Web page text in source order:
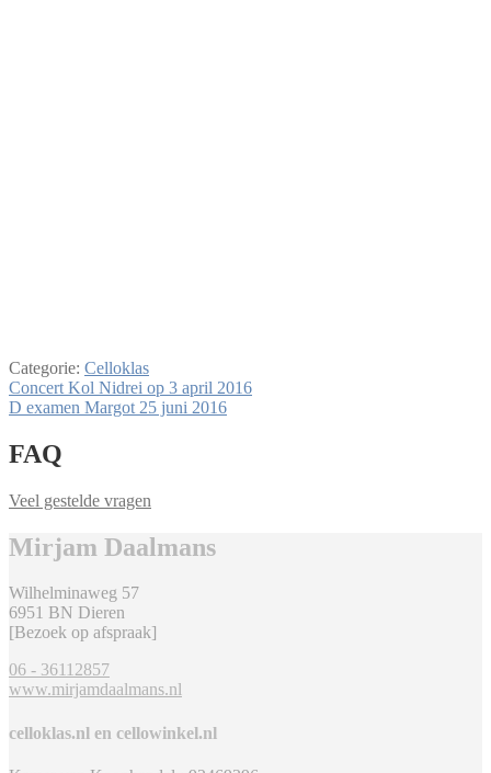
Categorie: Celloklas
Bericht
navigatie
Vorig
bericht:
Concert Kol Nidrei op 3 april 2016
Volgend
D examen Margot 25 juni 2016
FAQ
Veel gestelde vragen
Mirjam Daalmans
Wilhelminaweg 57
6951 BN Dieren
[Bezoek op afspraak]
06 - 36112857
www.mirjamdaalmans.nl
celloklas.nl en cellowinkel.nl